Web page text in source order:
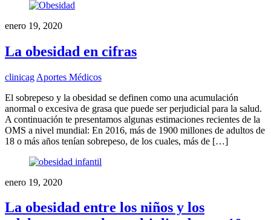
enero 19, 2020
La obesidad en cifras
clinicag Aportes Médicos
El sobrepeso y la obesidad se definen como una acumulación
anormal o excesiva de grasa que puede ser perjudicial para la salud.
A continuación te presentamos algunas estimaciones recientes de la
OMS a nivel mundial: En 2016, más de 1900 millones de adultos de
18 o más años tenían sobrepeso, de los cuales, más de […]
enero 19, 2020
La obesidad entre los niños y los